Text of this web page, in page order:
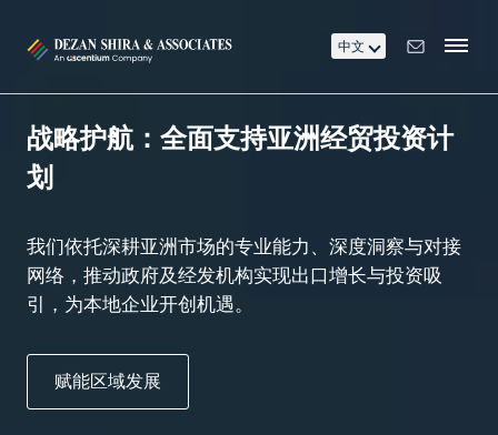
中文
拓展亚洲新兴市场，释放企业增长潜
力
我们协助企业甄选并进入新兴市场，推动战略落地与
业务增长。
开启全新征程
重塑供应链优势，灵活应对关税风险
方对接服务，助力企业抢占市场先机。
探索更多选择
部署 AI 云财务、ERP 与办公自动化系
统，提升亚洲业务表现
我们协助企业在亚洲落地智能化解决方案，全面提升
财务、系统与流程运营能力。
寻找最佳方案
高效统筹亚洲各地业务运营
财务、税务、人力资源、IT、ERP及技术方案，覆盖
企业从单一市场到多地复杂架构的多样需求。
战略护航：全面支持亚洲经贸投资计
划
我们依托深耕亚洲市场的专业能力、深度洞察与对接
网络，推动政府及经发机构实现出口增长与投资吸
引，为本地企业开创机遇。
赋能区域发展